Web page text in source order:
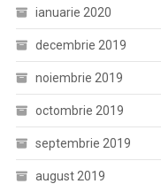
ianuarie 2020
decembrie 2019
noiembrie 2019
octombrie 2019
septembrie 2019
august 2019